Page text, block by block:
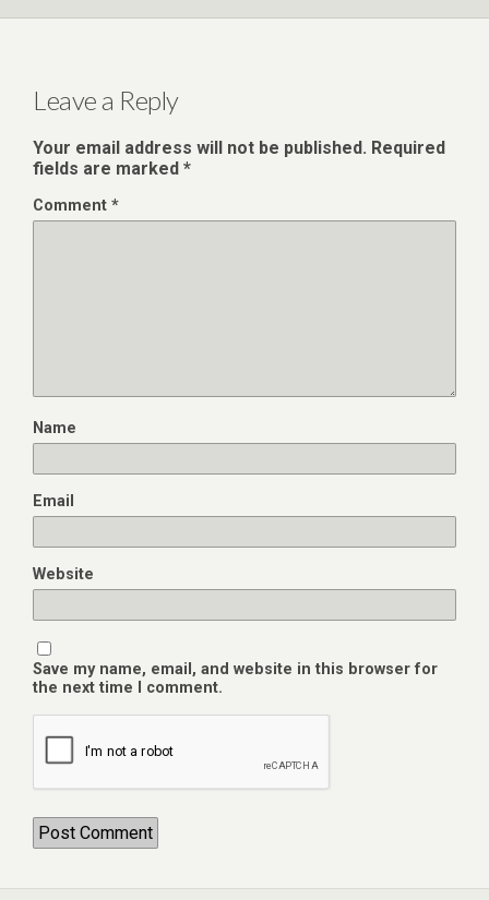
Leave a Reply
Your email address will not be published. Required
fields are marked *
Comment *
Name
Email
Website
Save my name, email, and website in this browser for
the next time I comment.